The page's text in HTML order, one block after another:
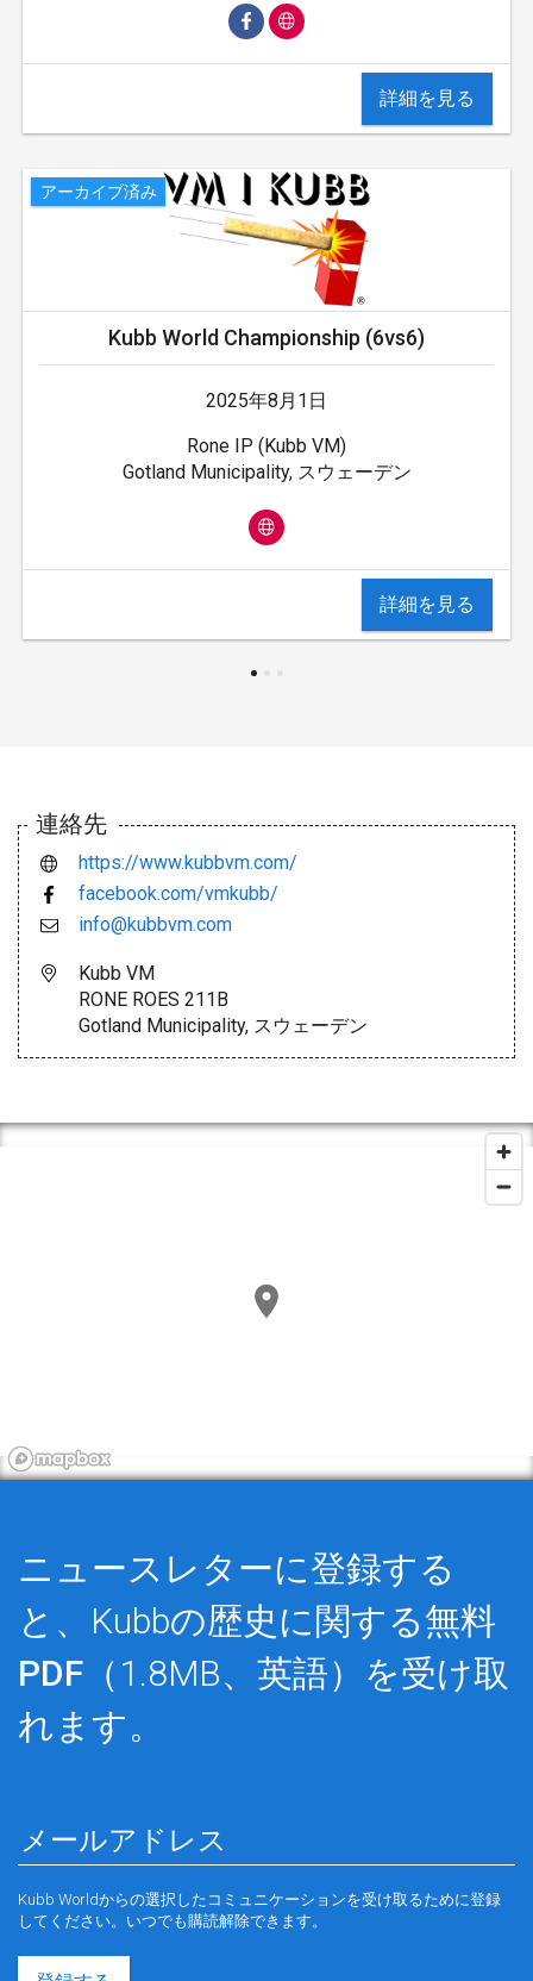
詳細を見る
アーカイブ済み
Kubb World Championship (6vs6)
2025年8月1日
Rone IP (Kubb VM)
Gotland Municipality, スウェーデン
詳細を見る
連絡先
https://www.kubbvm.com/
facebook.com/vmkubb/
info@kubbvm.com
Kubb VM
RONE ROES 211B
Gotland Municipality, スウェーデン
ニュースレターに登録する
と、Kubbの歴史に関する無料
PDF （1.8MB、英語）を受け取
れます。
Kubb Worldからの選択したコミュニケーションを受け取るために登録
してください。いつでも購読解除できます。